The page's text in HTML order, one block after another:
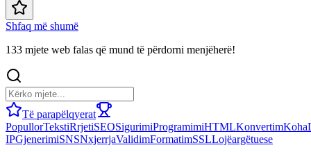
Shfaq më shumë
133 mjete web falas që mund të përdorni menjëherë!
Të parapëlqyerat
PopullorTekstiRrjetiSEOSigurimiProgramimiHTMLKonvertimKoha
IPGjenerimiSNSNxjerrjaValidimFormatimSSLLojëargëtuese